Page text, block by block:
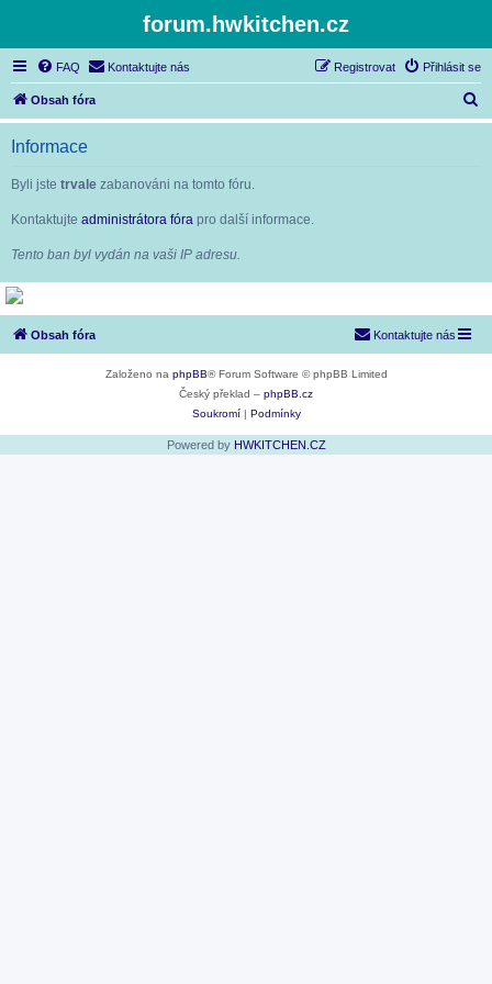
forum.hwkitchen.cz
FAQ Kontaktujte nás Přihlásit se
Registrovat
Obsah fóra
l
Informace
Byli jste trvale zabanováni na tomto fóru.
Kontaktujte administrátora fóra pro další informace.
Tento ban byl vydán na vaši IP adresu.
Obsah fóra Kontaktujte nás
Založeno na phpBB® Forum Software © phpBB Limited
Český překlad – phpBB.cz
Soukromí| Podmínky
Powered by HWKITCHEN.CZ